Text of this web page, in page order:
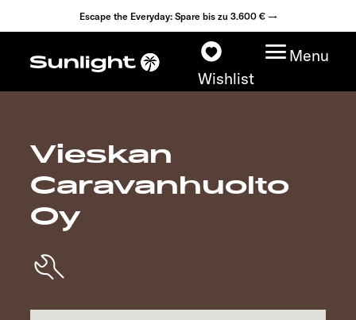
Escape the Everyday: Spare bis zu 3.600 € →
Wishlist
Menu
Modelle
Konfigurator
Fahrzeugfinder
Vieskan
Caravanhuolto
Oy